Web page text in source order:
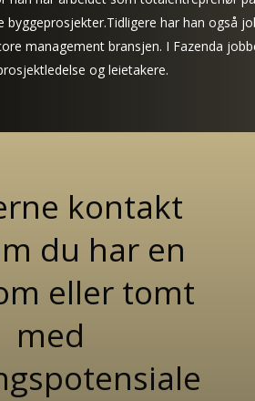
byggeprosjekter.Tidligere har han også
management bransjen. I Fazenda
og leietakere.
kontakt
du har en
eller tomt
med